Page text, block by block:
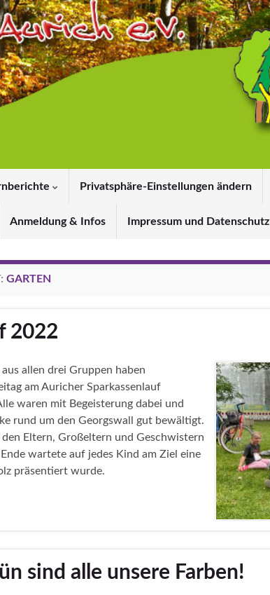
Privatsphäre-Einstellungen ändern
Anmeldung & Infos Impressum und Datenschutz
GARTEN
2022
allen drei Gruppen haben
am Auricher Sparkassenlauf
waren mit Begeisterung dabei und
rund um den Georgswall gut bewältigt.
Eltern, Großeltern und Geschwistern
wartete auf jedes Kind am Ziel eine
präsentiert wurde.
sind alle unsere Farben!